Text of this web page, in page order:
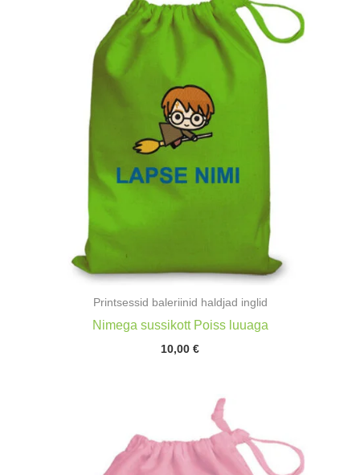
Printsessid baleriinid haldjad inglid
Nimega sussikott Poiss luuaga
10,00 €